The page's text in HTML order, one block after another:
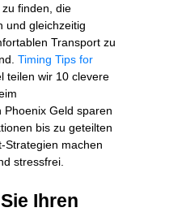
finden, die
und gleichzeitig
Transport zu
Timing Tips for
teilen wir 10 clevere
Phoenix Geld sparen
bis zu geteilten
machen
stressfrei.
Ihren